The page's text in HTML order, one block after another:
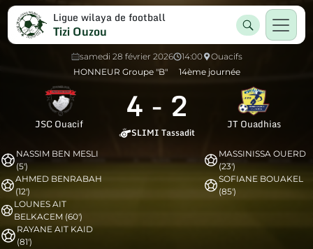
Ligue wilaya de football
Tizi Ouzou
samedi 28 février 2026 14:00
Ouacifs
HONNEUR Groupe "B"
14ème journée
JSC Ouacif 4 - 2
SLIMI Tassadit
JT Ouadhias
NASSIM BEN MESLI
(5')
AHMED BENRABAH
(12')
LOUNES AIT
BELKACEM (60')
RAYANE AIT KAID
(81')
MASSINISSA OUERD
(23')
SOFIANE BOUAKEL
(85')